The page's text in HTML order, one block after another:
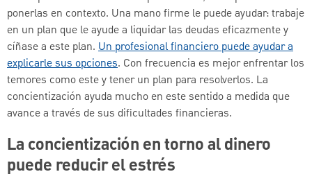
ponerlas en contexto. Una mano firme le puede ayudar: trabaje
en un plan que le ayude a liquidar las deudas eficazmente y
cíñase a este plan. Un profesional financiero puede ayudar a
explicarle sus opciones. Con frecuencia es mejor enfrentar los
temores como este y tener un plan para resolverlos. La
concientización ayuda mucho en este sentido a medida que
avance a través de sus dificultades financieras.
La concientización en torno al dinero
puede reducir el estrés